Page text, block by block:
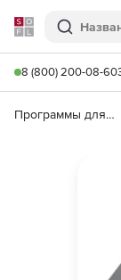
Softline
Поиск
8 (800) 200-08-60
Программы для программирования